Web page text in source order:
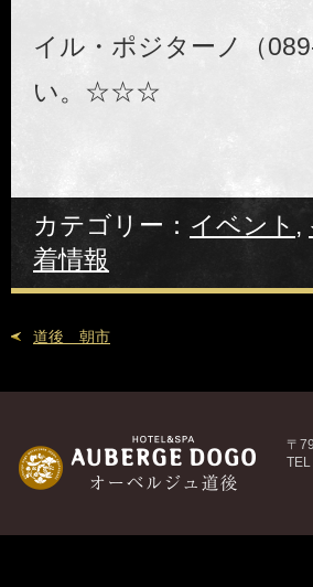
イル・ポジターノ（
い。☆☆☆
カテゴリー： イベント ,
着情報
道後 朝市
〒